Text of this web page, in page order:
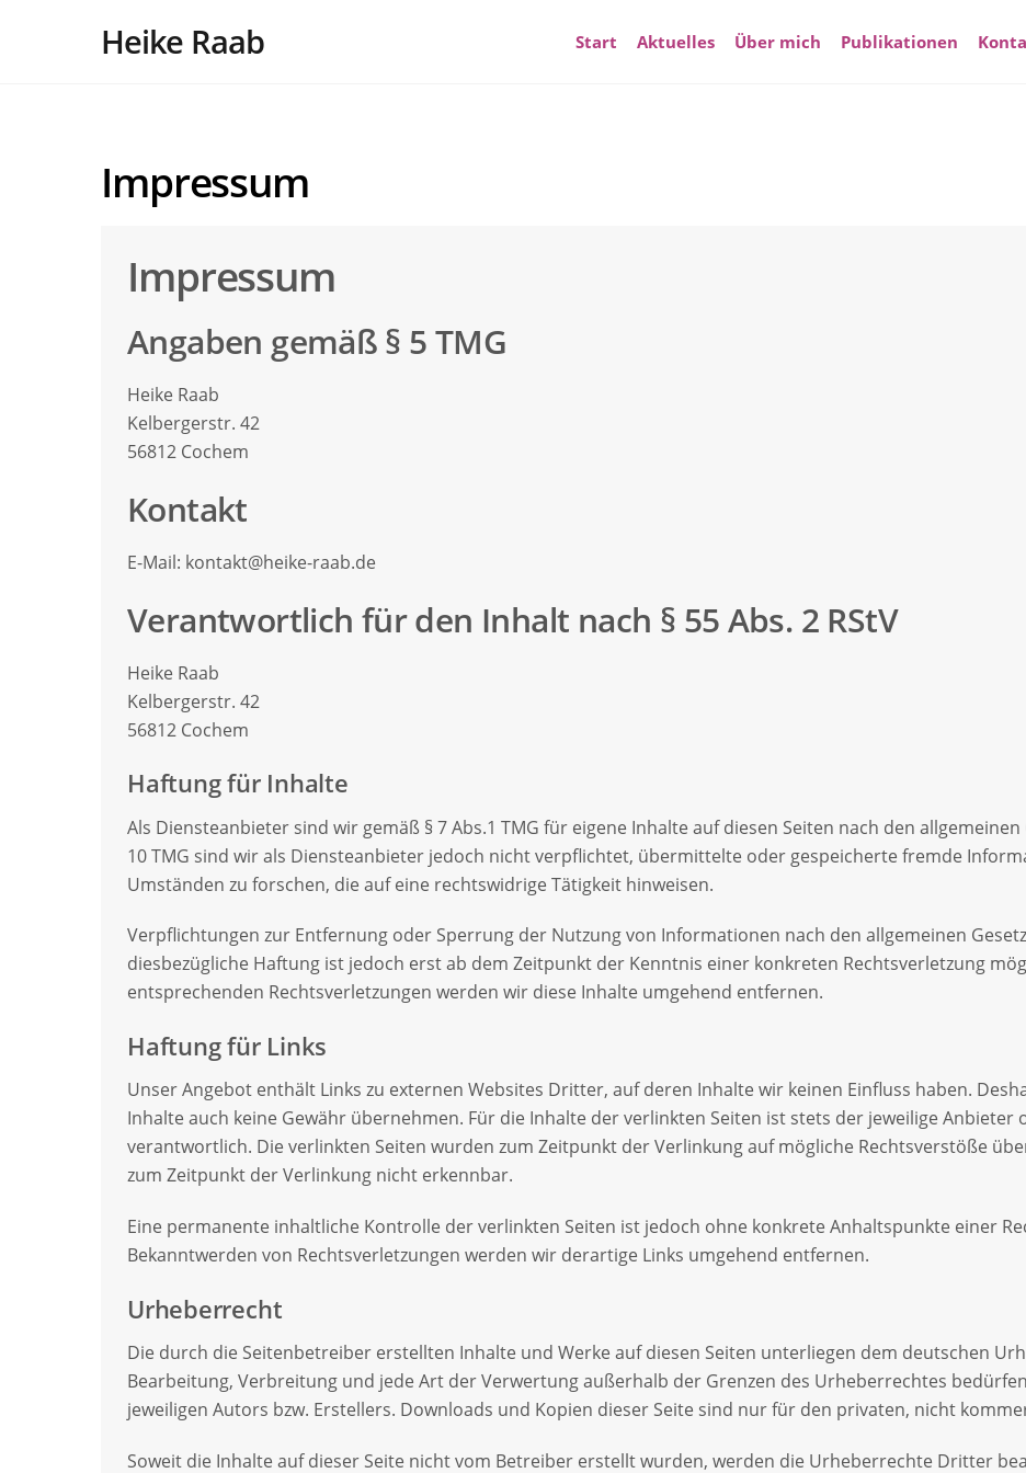
Heike Raab Start Aktuelles Über mich Publikationen
Impressum
Impressum
Angaben gemäß § 5 TMG
Heike Raab
Kelbergerstr. 42
56812 Cochem
Kontakt
E-Mail: kontakt@heike-raab.de
Verantwortlich für den Inhalt nach § 55 Abs. 2 RStV
Heike Raab
Kelbergerstr. 42
56812 Cochem
Haftung für Inhalte
Als Diensteanbieter sind wir gemäß § 7 Abs.1 TMG für eigene Inhalte auf diesen Seiten nach den
10 TMG sind wir als Diensteanbieter jedoch nicht verpflichtet, übermittelte oder gespeicherte fremde
Umständen zu forschen, die auf eine rechtswidrige Tätigkeit hinweisen.
Verpflichtungen zur Entfernung oder Sperrung der Nutzung von Informationen nach den allgemeinen
diesbezügliche Haftung ist jedoch erst ab dem Zeitpunkt der Kenntnis einer konkreten Rechtsverletzung
entsprechenden Rechtsverletzungen werden wir diese Inhalte umgehend entfernen.
Haftung für Links
Unser Angebot enthält Links zu externen Websites Dritter, auf deren Inhalte wir keinen Einfluss haben.
Inhalte auch keine Gewähr übernehmen. Für die Inhalte der verlinkten Seiten ist stets der jeweilige Anbieter
verantwortlich. Die verlinkten Seiten wurden zum Zeitpunkt der Verlinkung auf mögliche Rechtsverstöße
zum Zeitpunkt der Verlinkung nicht erkennbar.
Eine permanente inhaltliche Kontrolle der verlinkten Seiten ist jedoch ohne konkrete Anhaltspunkte einer
Bekanntwerden von Rechtsverletzungen werden wir derartige Links umgehend entfernen.
Urheberrecht
Die durch die Seitenbetreiber erstellten Inhalte und Werke auf diesen Seiten unterliegen dem deutschen
Bearbeitung, Verbreitung und jede Art der Verwertung außerhalb der Grenzen des Urheberrechtes
jeweiligen Autors bzw. Erstellers. Downloads und Kopien dieser Seite sind nur für den privaten, nicht
Soweit die Inhalte auf dieser Seite nicht vom Betreiber erstellt wurden, werden die Urheberrechte Dritter